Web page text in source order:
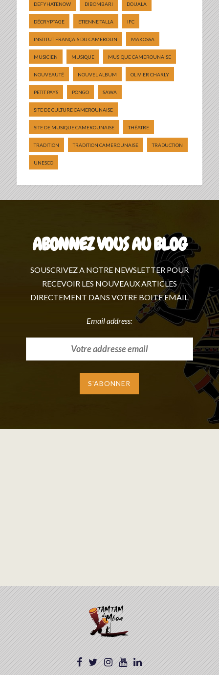
DEFYHATENOW DIBOMBARI DOUALA
DÉCRYPTAGE ETIENNE TALLA IFC
INSTITUT FRANÇAIS DU CAMEROUN MAKOSSA
MUSICIEN MUSIQUE MUSIQUE CAMEROUNAISE
NOUVEAUTÉ NOUVEL ALBUM OLIVIER CHARLY
PETIT PAYS PONGO SAWA
SITE DE CULTURE CAMEROUNAISE
SITE DE MUSIQUE CAMEROUNAISE THÉATRE
TRADITION TRADITION CAMEROUNAISE TRADUCTION
UNESCO
ABONNEZ VOUS AU BLOG
SOUSCRIVEZ A NOTRE NEWSLETTER POUR
RECEVOIR LES NOUVEAUX ARTICLES
DIRECTEMENT DANS VOTRE BOITE EMAIL
Email address: